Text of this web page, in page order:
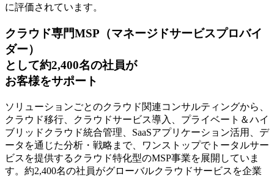
に評価されています。
クラウド専門MSP （マネージドサービスプロバイ
ダー）
として約2,400名の社員が
お客様をサポート
ソリューションごとのクラウド関連コンサルティングから、
クラウド移行、クラウドサービス導入、プライベート＆ハイ
ブリッドクラウド統合管理、SaaSアプリケーション活用、デ
ータを通じた分析・戦略まで、ワンストップでトータルサー
ビスを提供するクラウド特化型のMSP事業を展開していま
す。約2,400名の社員がグローバルクラウドサービスを企業